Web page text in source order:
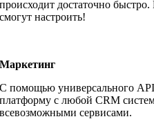
происходит достаточно
смогут настроить!
Маркетинг
С помощью универсального
платформу с любой CRM
всевозможными сервисами.